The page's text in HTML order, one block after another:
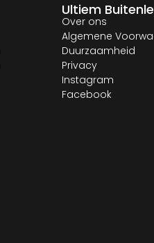
Ultiem
Over ons
Algemene
Duurzaamheid
Privacy
Instagram
Facebook